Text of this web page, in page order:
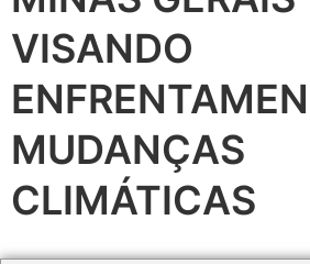
VISANDO
MUDANÇAS
CLIMÁTICAS